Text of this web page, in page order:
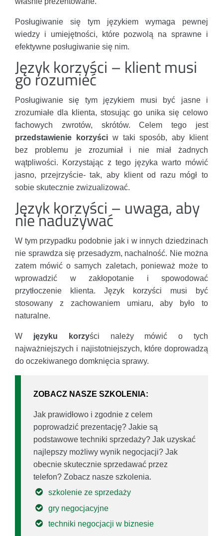
Posługiwanie się tym językiem wymaga pewnej
wiedzy i umiejętności, które pozwolą na sprawne i
efektywne posługiwanie się nim.
Język korzyści – klient musi
go rozumieć
Posługiwanie się tym językiem musi być jasne i
zrozumiałe dla klienta, stosując go unika się celowo
fachowych zwrotów, skrótów. Celem tego jest
przedstawienie korzyściw taki sposób, aby klient
bez problemu je zrozumiał i nie miał żadnych
wątpliwości. Korzystając z tego języka warto mówić
jasno, przejrzyście- tak, aby klient od razu mógł to
sobie skutecznie zwizualizować.
Język korzyści – uwaga, aby
nie nadużywać
W tym przypadku podobnie jak i w innych dziedzinach
nie sprawdza się przesadyzm, nachalność. Nie można
zatem mówić o samych zaletach, ponieważ może to
wprowadzić w zakłopotanie i spowodować
przytłoczenie klienta. Język korzyści musi być
stosowany z zachowaniem umiaru, aby było to
naturalne.
W języku korzyści należy mówić o tych
najważniejszych i najistotniejszych, które doprowadzą
do oczekiwanego domknięcia sprawy.
ZOBACZ NASZE SZKOLENIA:
Jak prawidłowo i zgodnie z celem
poprowadzić prezentację? Jakie są
podstawowe techniki sprzedaży? Jak uzyskać
najlepszy możliwy wynik negocjacji? Jak
obecnie skutecznie sprzedawać przez
telefon? Zobacz nasze szkolenia.
szkolenie ze sprzedaży
gry negocjacyjne
techniki negocjacji w biznesie